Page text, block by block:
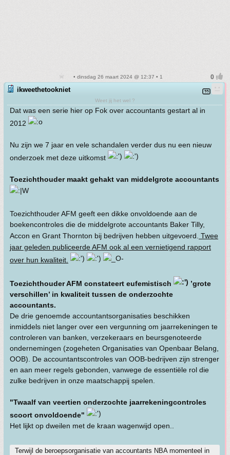
• dinsdag 26 maart 2024 @ 12:37 • 1
ikweethetookniet
Weet jij het wel ?
Dat was een serie hier op Fok over accountants gestart al in
2012
Nu zijn we 7 jaar en vele schandalen verder dus nu een nieuw
onderzoek met deze uitkomst
Toezichthouder maakt gehakt van middelgrote accountants
Toezichthouder AFM geeft een dikke onvoldoende aan de
boekencontroles die de middelgrote accountants Baker Tilly,
Accon en Grant Thornton bij bedrijven hebben uitgevoerd. Twee
jaar geleden publiceerde AFM ook al een vernietigend rapport
over hun kwaliteit.
Toezichthouder AFM constateert eufemistisch
’grote
verschillen’ in kwaliteit tussen de onderzochte
accountants.
De drie genoemde accountantsorganisaties beschikken
inmiddels niet langer over een vergunning om jaarrekeningen te
controleren van banken, verzekeraars en beursgenoteerde
ondernemingen (zogeheten Organisaties van Openbaar Belang,
OOB). De accountantscontroles van OOB-bedrijven zijn strenger
en aan meer regels gebonden, vanwege de essentiële rol die
zulke bedrijven in onze maatschappij spelen.
"Twaalf van veertien onderzochte jaarrekeningcontroles
scoort onvoldoende"
Het lijkt op dweilen met de kraan wagenwijd open..
Terwijl de beroepsorganisatie van accountants NBA momenteel in